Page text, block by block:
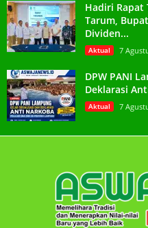
Hadiri Rapat
Tarum,
Dividen...
Aktual 7
DPW PANI
Deklarasi
Aktual 7